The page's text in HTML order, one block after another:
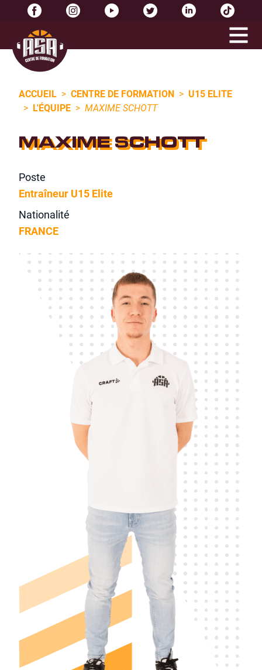
ACCUEIL > CENTRE DE FORMATION > U15 ELITE
> L'ÉQUIPE > MAXIME SCHOTT
MAXIME SCHOTT
Poste
Entraîneur U15 Elite
Nationalité
FRANCE